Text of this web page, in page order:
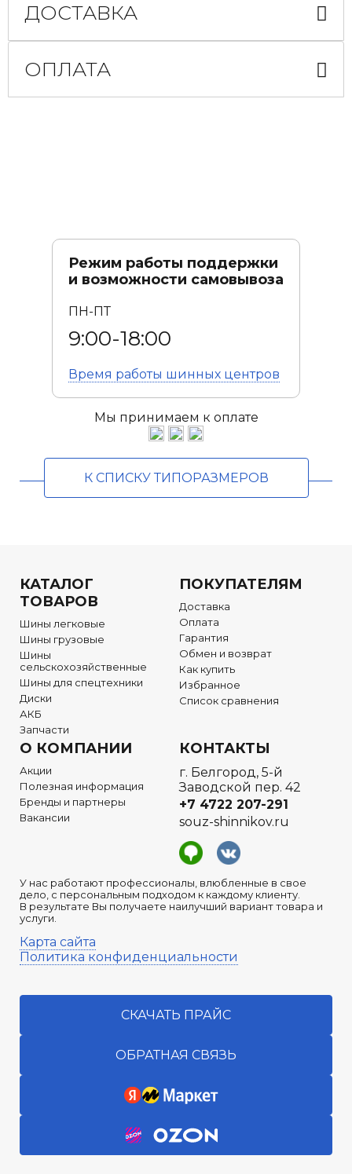
ДОСТАВКА
ОПЛАТА
Режим работы поддержки
и возможности самовывоза
ПН-ПТ
9:00-18:00
Время работы шинных центров
Мы принимаем к оплате
К СПИСКУ ТИПОРАЗМЕРОВ
КАТАЛОГ
ТОВАРОВ
Шины легковые
Шины грузовые
Шины
сельскохозяйственные
Шины для спецтехники
Диски
АКБ
Запчасти
ПОКУПАТЕЛЯМ
Доставка
Оплата
Гарантия
Обмен и возврат
Как купить
Избранное
Список сравнения
О КОМПАНИИ
Акции
Полезная информация
Бренды и партнеры
Вакансии
У нас работают профессионалы, влюбленные в свое
дело, с персональным подходом к каждому клиенту.
В результате Вы получаете наилучший вариант товара и
услуги.
Карта сайта
Политика конфиденциальности
КОНТАКТЫ
г. Белгород, 5-й
Заводской пер. 42
+7 4722 207-291
souz-shinnikov.ru
СКАЧАТЬ ПРАЙС
ОБРАТНАЯ СВЯЗЬ